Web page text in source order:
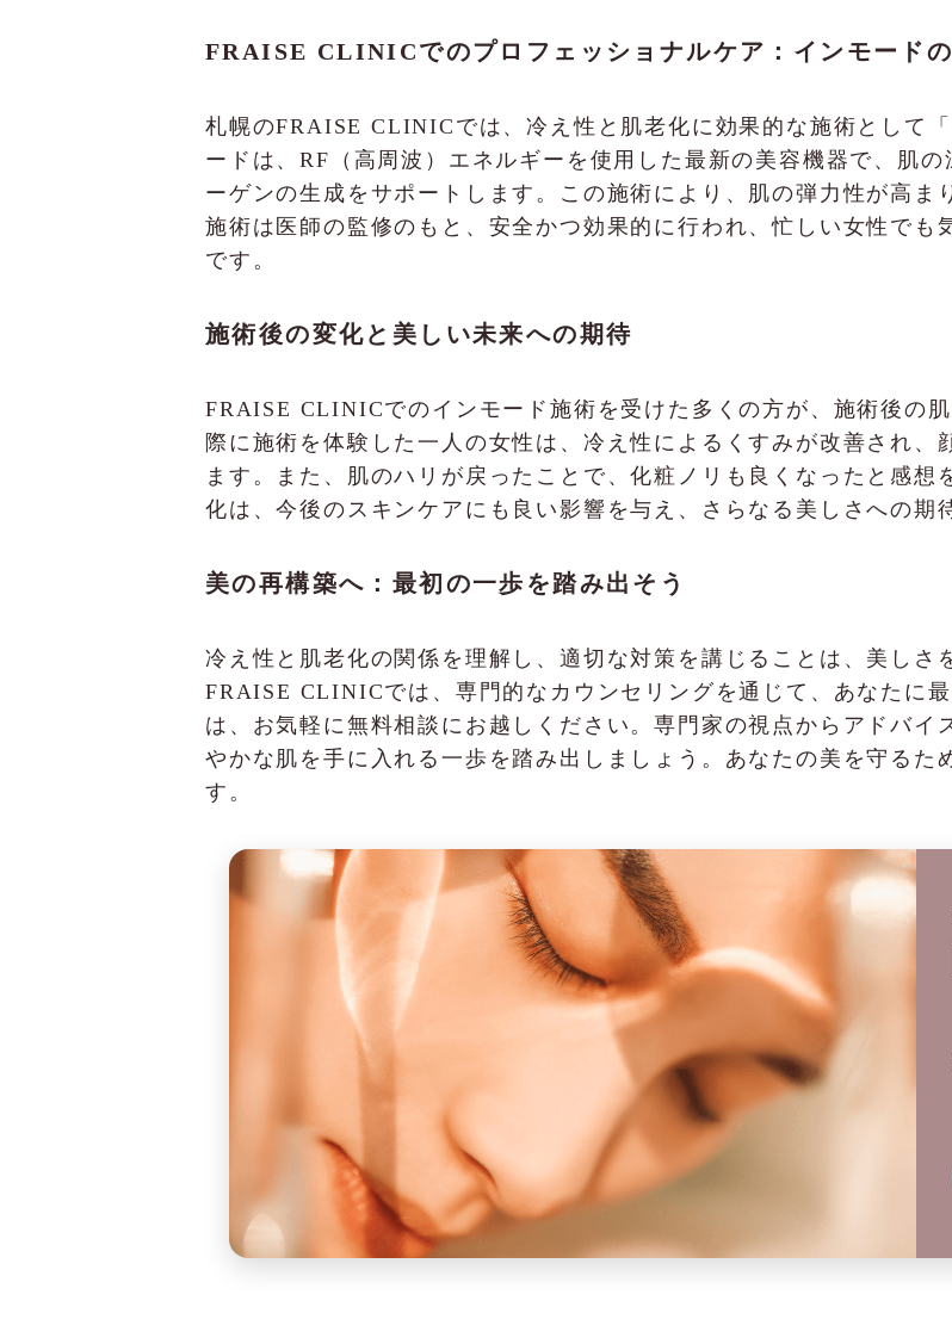
FRAISE CLINICでのプロフェッショナルケア：インモード
札幌のFRAISE CLINICでは、冷え性と肌老化に効果的な施術として
ードは、RF（高周波）エネルギーを使用した最新の美容機器で、肌
ーゲンの生成をサポートします。この施術により、肌の弾力性が高ま
施術は医師の監修のもと、安全かつ効果的に行われ、忙しい女性でも
です。
施術後の変化と美しい未来への期待
FRAISE CLINICでのインモード施術を受けた多くの方が、施術後の
際に施術を体験した一人の女性は、冷え性によるくすみが改善され、
ます。また、肌のハリが戻ったことで、化粧ノリも良くなったと感
化は、今後のスキンケアにも良い影響を与え、さらなる美しさへの期
美の再構築へ：最初の一歩を踏み出そう
冷え性と肌老化の関係を理解し、適切な対策を講じることは、美しさ
FRAISE CLINICでは、専門的なカウンセリングを通じて、あなたに
は、お気軽に無料相談にお越しください。専門家の視点からアドバイ
やかな肌を手に入れる一歩を踏み出しましょう。あなたの美を守るた
す。